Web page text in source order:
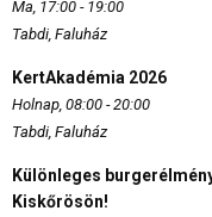
Ma, 17:00 - 19:00
Tabdi, Faluház
KertAkadémia 2026
Holnap, 08:00 - 20:00
Tabdi, Faluház
Különleges
Kiskőrösön!